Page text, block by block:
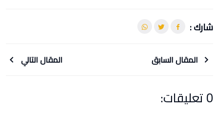
شارك :
المقال السابق المقال التالي
0 تعليقات: